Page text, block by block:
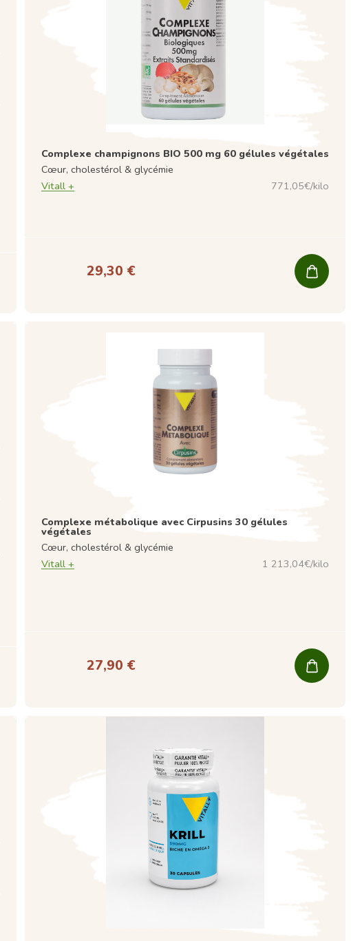
Complexe champignons BIO 500 mg 60 gélules végétales
Cœur, cholestérol & glycémie
Vitall +
771,05€/kilo
29,30 €
Complexe métabolique avec Cirpusins 30 gélules
végétales
Cœur, cholestérol & glycémie
Vitall +
1 213,04€/kilo
27,90 €